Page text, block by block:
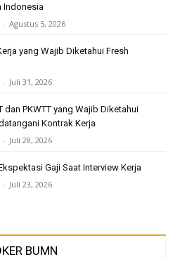
Indonesia
- Agustus 5, 2026
yang Wajib Diketahui Fresh
- Juli 31, 2026
dan PKWTT yang Wajib Diketahui
Kontrak Kerja
- Juli 28, 2026
Gaji Saat Interview Kerja
- Juli 23, 2026
BUMN